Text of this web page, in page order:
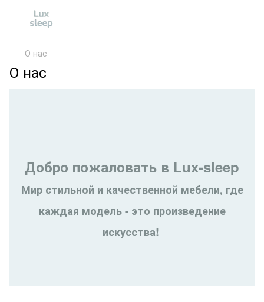
О нас
О нас
Добро пожаловать в Lux-sleep
Мир стильной и качественной мебели, где
каждая модель - это произведение
искусства!